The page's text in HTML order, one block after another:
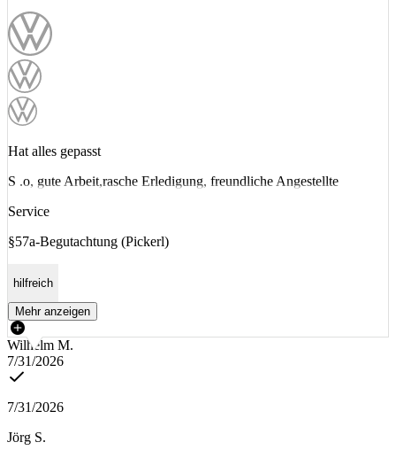
Hat alles gepasst
S .o, gute Arbeit,rasche Erledigung, freundliche Angestellte
Service
§57a-Begutachtung (Pickerl)
hilfreich
Mehr anzeigen
Wilhelm M.
7/31/2026
7/31/2026
Jörg S.